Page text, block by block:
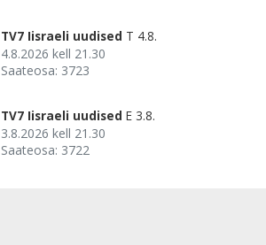
TV7 Iisraeli uudised T 4.8.
4.8.2026 kell 21.30
Saateosa: 3723
TV7 Iisraeli uudised E 3.8.
3.8.2026 kell 21.30
Saateosa: 3722